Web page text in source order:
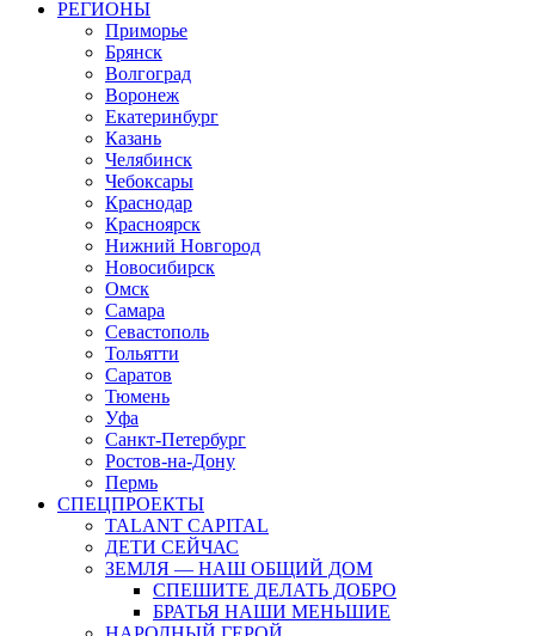
РЕГИОНЫ
Приморье
Брянск
Волгоград
Воронеж
Екатеринбург
Казань
Челябинск
Чебоксары
Краснодар
Красноярск
Нижний Новгород
Новосибирск
Омск
Самара
Севастополь
Тольятти
Саратов
Тюмень
Уфа
Санкт-Петербург
Ростов-на-Дону
Пермь
СПЕЦПРОЕКТЫ
TALANT CAPITAL
ДЕТИ СЕЙЧАС
ЗЕМЛЯ — НАШ ОБЩИЙ ДОМ
СПЕШИТЕ ДЕЛАТЬ ДОБРО
БРАТЬЯ НАШИ МЕНЬШИЕ